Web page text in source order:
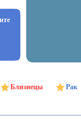
Близнецы Рак